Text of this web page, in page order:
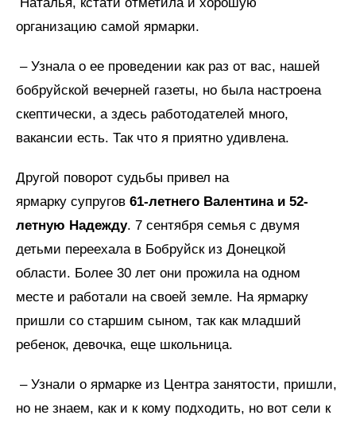
организацию самой ярмарки.
– Узнала о ее проведении как раз от вас, нашей
бобруйской вечерней газеты, но была настроена
скептически, а здесь работодателей много,
вакансии есть. Так что я приятно удивлена.
Другой поворот судьбы привел на
ярмарку супругов 61-летнего Валентина и 52-
летную Надежду. 7 сентября семья с двумя
детьми переехала в Бобруйск из Донецкой
области. Более 30 лет они прожила на одном
месте и работали на своей земле. На ярмарку
пришли со старшим сыном, так как младший
ребенок, девочка, еще школьница.
– Узнали о ярмарке из Центра занятости, пришли,
но не знаем, как и к кому подходить, но вот сели к